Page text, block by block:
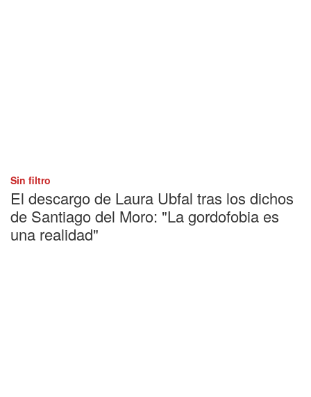
Sin filtro
El descargo de Laura Ubfal tras los dichos
de Santiago del Moro: "La gordofobia es
una realidad"